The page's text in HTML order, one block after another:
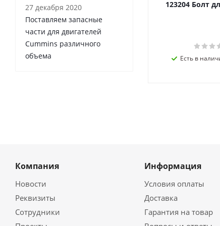
123204 Болт
Есть в
27 декабря 2020
Поставляем запасные
части для двигателей
Cummins различного
объема
Компания
Новости
Реквизиты
Сотрудники
Информация
Условия оплаты
Доставка
Гарантия на товар